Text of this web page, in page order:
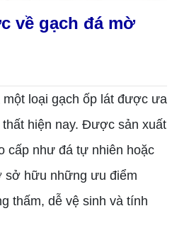
về gạch đá mờ
loại gạch ốp lát được ưa
hiện nay. Được sản xuất
cấp như đá tự nhiên hoặc
sở hữu những ưu điểm
thấm, dễ vệ sinh và tính